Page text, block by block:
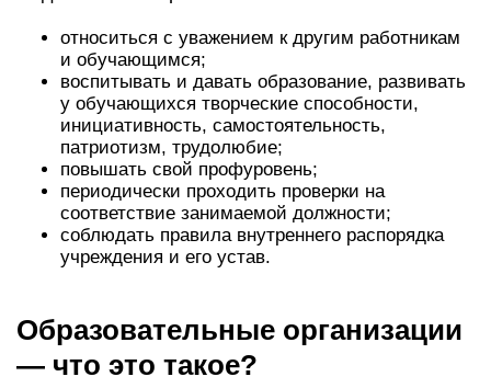
относиться с уважением к другим работникам
и обучающимся;
воспитывать и давать образование, развивать
у обучающихся творческие способности,
инициативность, самостоятельность,
патриотизм, трудолюбие;
повышать свой профуровень;
периодически проходить проверки на
соответствие занимаемой должности;
соблюдать правила внутреннего распорядка
учреждения и его устав.
Образовательные организации
— что это такое?